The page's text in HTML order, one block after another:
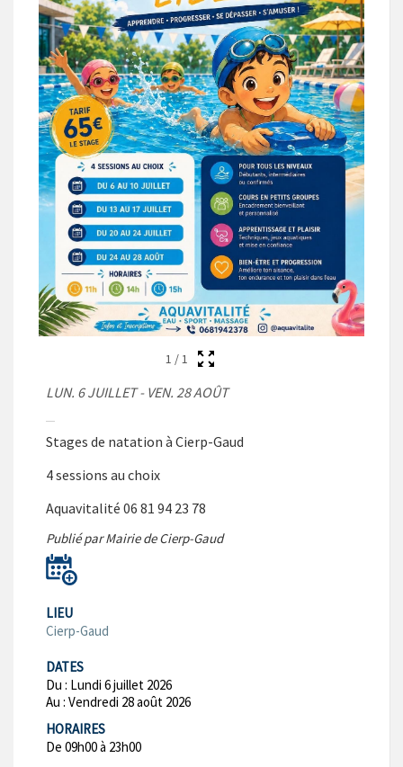
1 /1
LUN. 6 JUILLET - VEN. 28 AOÛT
Stages de natation à Cierp-Gaud
4 sessions au choix
Aquavitalité 06 81 94 23 78
Publié par Mairie de Cierp-Gaud
LIEU
Cierp-Gaud
DATES
Du : Lundi 6 juillet 2026
Au : Vendredi 28 août 2026
HORAIRES
De 09h00 à 23h00